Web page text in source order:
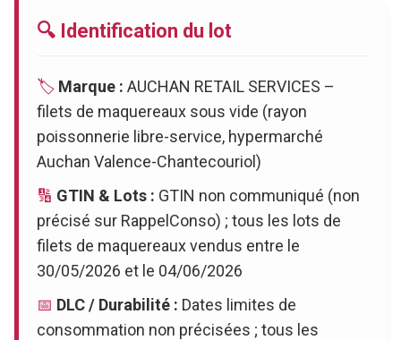
🔍 Identification du lot
🏷️ Marque : AUCHAN RETAIL SERVICES –
filets de maquereaux sous vide (rayon
poissonnerie libre-service, hypermarché
Auchan Valence-Chantecouriol)
🔢 GTIN & Lots : GTIN non communiqué (non
précisé sur RappelConso) ; tous les lots de
filets de maquereaux vendus entre le
30/05/2026 et le 04/06/2026
📅 DLC / Durabilité : Dates limites de
consommation non précisées ; tous les